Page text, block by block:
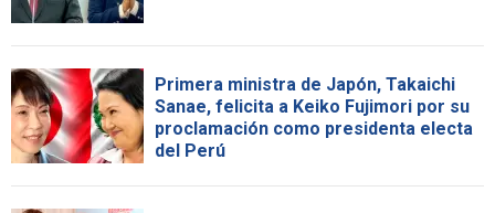
Primera ministra de Japón, Takaichi
Sanae, felicita a Keiko Fujimori por su
proclamación como presidenta electa
del Perú